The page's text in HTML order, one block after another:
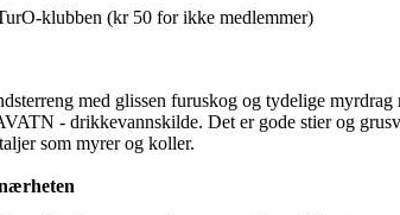
klubben (kr 50 for ikke medlemmer)
med glissen furuskog og tydelige
- drikkevannskilde. Det er gode stier og
som myrer og koller.